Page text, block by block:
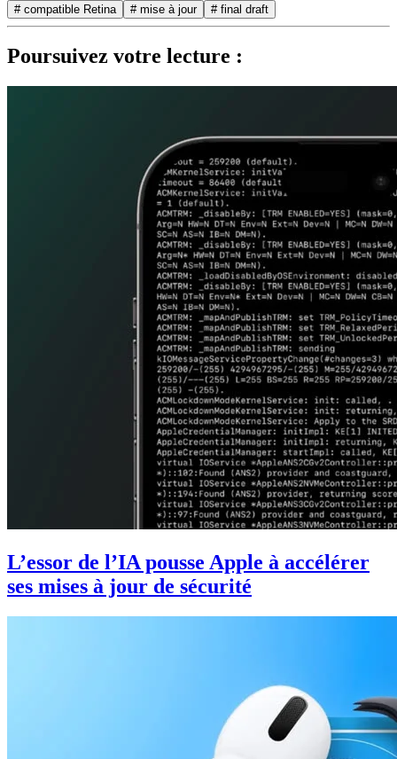
# compatible Retina # mise à jour # final draft
Poursuivez votre lecture :
L’essor de l’IA pousse Apple à accélérer
ses mises à jour de sécurité